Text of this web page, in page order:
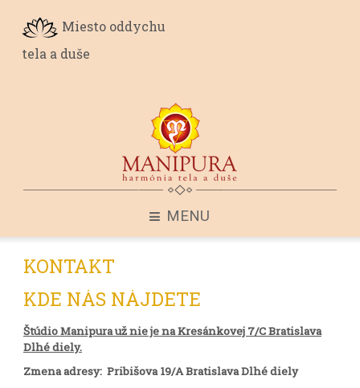
Miesto oddychu
tela a duše
MENU
KONTAKT
KDE NÁS NÁJDETE
Štúdio Manipura už nie je na Kresánkovej 7/C Bratislava
Dlhé diely.
Zmena adresy: Pribišova 19/A Bratislava Dlhé diely